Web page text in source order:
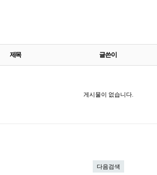
제목 글쓴이
게시물이 없습니다.
다음검색